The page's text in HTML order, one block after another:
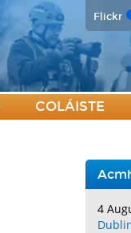
Flickr
COLÁISTE
4